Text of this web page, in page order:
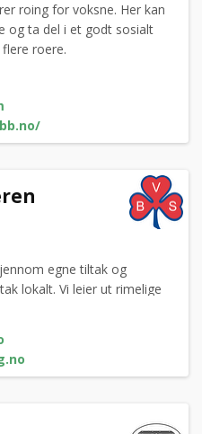
roing for voksne. Her kan
og ta del i et godt sosialt
roere.
egne tiltak og
lokalt. Vi leier ut rimelige
også ut vår vakre Villa Ly
kontakt med Anne Hamre